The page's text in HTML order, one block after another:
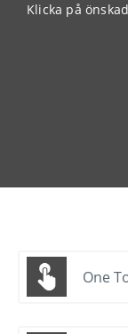
Klicka på
One